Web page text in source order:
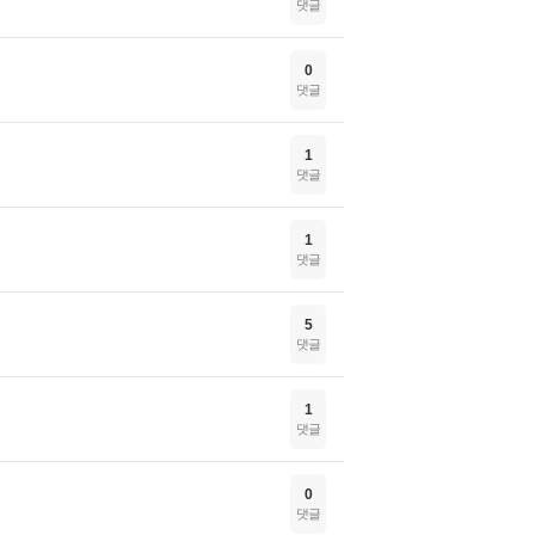
댓글
0
댓글
1
댓글
1
댓글
5
댓글
1
댓글
0
댓글